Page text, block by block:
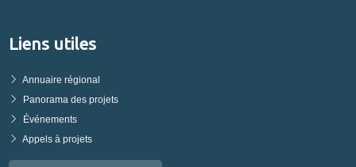
Liens utiles
Annuaire régional
Panorama des projets
Événements
Appels à projets